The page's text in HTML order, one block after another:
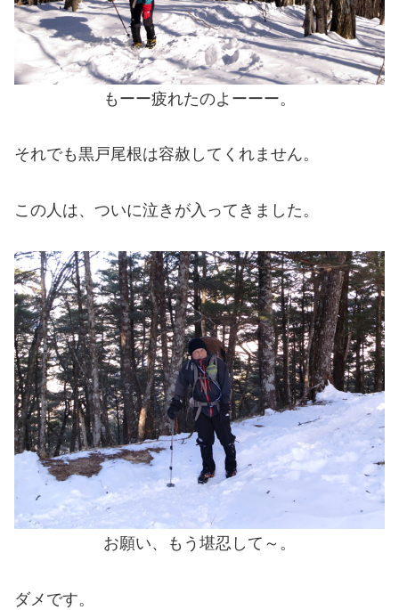
もーー疲れたのよーーー。
それでも黒戸尾根は容赦してくれません。
この人は、ついに泣きが入ってきました。
お願い、もう堪忍して～。
ダメです。